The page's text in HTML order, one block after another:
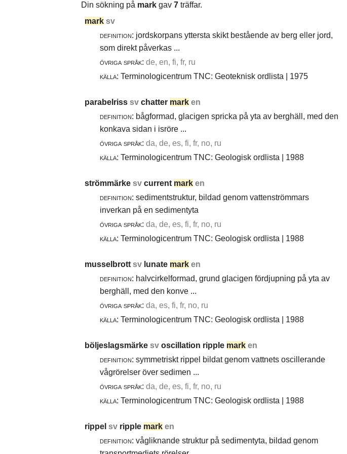
Din sökning på mark gav 7 träffar.
mark sv
definition: jordskorpans yttersta skikt bestående av berg eller jord,
som direkt påverkas ...
övriga språk: de, en, fi, fr, ru
källa: Terminologicentrum TNC: Geoteknisk ordlista | 1975
parabelriss sv chatter mark en
definition: bågformad, glacigen spricka på yta av berghäll, med den
konkava sidan i isröre ...
övriga språk: da, de, es, fi, fr, no, ru
källa: Terminologicentrum TNC: Geologisk ordlista | 1988
strömmärke sv current mark en
definition: sedimentstruktur, bildad genom vattenströmmars
inverkan på en sedimentyta
övriga språk: da, de, es, fi, fr, no, ru
källa: Terminologicentrum TNC: Geologisk ordlista | 1988
musselbrott sv lunate mark en
definition: halvcirkelformad, grund glacigen fördjupning på yta av
berghäll, med den konve ...
övriga språk: da, es, fi, fr, no, ru
källa: Terminologicentrum TNC: Geologisk ordlista | 1988
böljeslagsmärke sv oscillation ripple mark en
definition: symmetriskt rippel bildat genom vattnets oscillerande
vågrörelser över sedimen ...
övriga språk: da, de, es, fi, fr, no, ru
källa: Terminologicentrum TNC: Geologisk ordlista | 1988
rippel sv ripple mark en
definition: vågliknande struktur på sedimentyta, bildad genom